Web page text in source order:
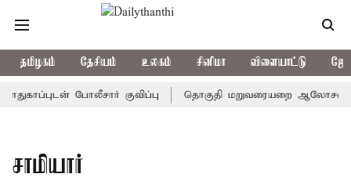
தமிழகம் தேசியம் உலகம் சினிமா விளையாட்டு
போலீசார் குவிப்பு தொகுதி மறுவரையறை ஆலோசனைக்
சாமியார்